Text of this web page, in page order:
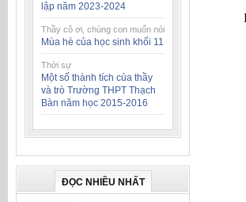
lập năm 2023-2024
Thầy cô ơi, chúng con muốn nói
Mùa hè của học sinh khối 11
Thời sự
Một số thành tích của thầy
và trò Trường THPT Thạch
Bàn năm học 2015-2016
ĐỌC NHIỀU NHẤT